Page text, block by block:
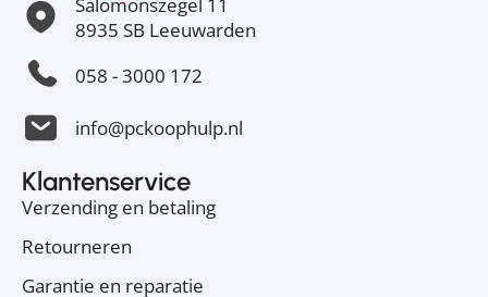
8935 SB Leeuwarden
058 - 3000 172
info@pckoophulp.nl
Klantenservice
Verzending en betaling
Retourneren
Garantie en reparatie